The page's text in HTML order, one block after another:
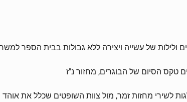
טקס הסיום של הבוגרים, מחזור נ"ז
לשירי מחזות זמר, מול צוות השופטים שכלל את אוהד